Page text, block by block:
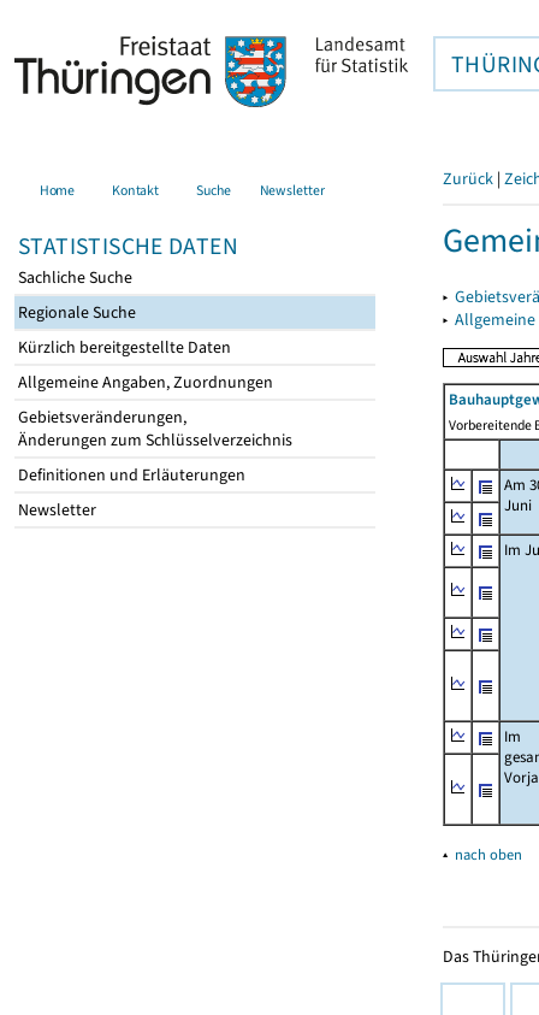
Home Kontakt Suche Newsletter
STATISTISCHE DATEN
Sachliche Suche
Regionale Suche
Kürzlich bereitgestellte Daten
Allgemeine Angaben, Zuordnungen
Gebietsveränderungen,
Änderungen zum Schlüsselverzeichnis
Definitionen und Erläuterungen
Newsletter
Zurück |
▸
▸
Vorbereitende
Am
Juni
Im
Im
▴ nach oben
Das